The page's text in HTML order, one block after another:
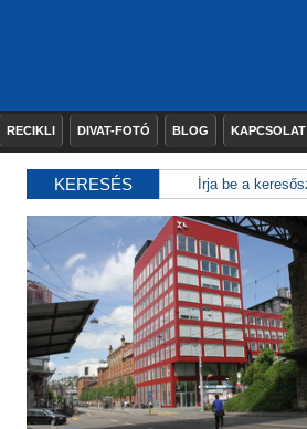
RECIKLI DIVAT-FOTÓ BLOG KAPCSOLAT
KERESÉS